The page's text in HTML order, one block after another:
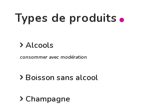
Types de produits
Alcools
consommer avec modération
Boisson sans alcool
Champagne